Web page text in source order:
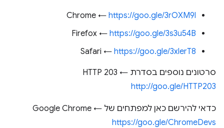
Chrome ← https://goo.gle/3rOXM9l
Firefox ← https://goo.gle/3s3u54B
Safari ← https://goo.gle/3xlerT8
סרטונים נוספים בסדרת HTTP 203 ←
http://goo.gle/HTTP203
כדאי להירשם כאן למפתחים של Google Chrome ←
https://goo.gle/ChromeDevs